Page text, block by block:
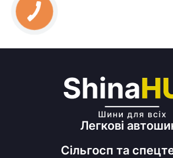
Легкові
Сільгосп та